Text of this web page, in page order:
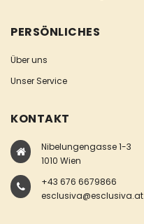
PERSÖNLICHES
Über uns
Unser Service
KONTAKT
Nibelungengasse 1-3
1010 Wien
+43 676 6679866
esclusiva@esclusiva.at